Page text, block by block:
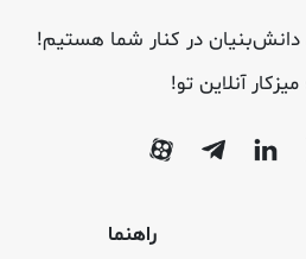
در کنار شما هستیم!
میزکار آنلاین تو!
راهنما